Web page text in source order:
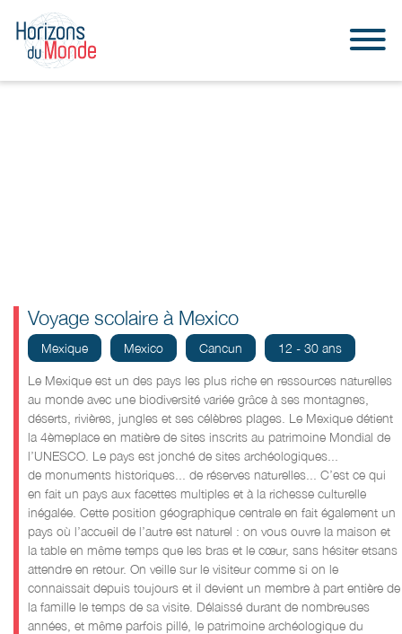
Voyage scolaire à Mexico
Mexique Mexico Cancun 12 - 30 ans
Le Mexique est un des pays les plus riche en ressources naturelles
au monde avec une biodiversité variée grâce à ses montagnes,
déserts, rivières, jungles et ses célèbres plages. Le Mexique détient
la 4èmeplace en matière de sites inscrits au patrimoine Mondial de
l’UNESCO. Le pays est jonché de sites archéologiques...
de monuments historiques... de réserves naturelles... C’est ce qui
en fait un pays aux facettes multiples et à la richesse culturelle
inégalée. Cette position géographique centrale en fait également un
pays où l’accueil de l’autre est naturel : on vous ouvre la maison et
la table en même temps que les bras et le cœur, sans hésiter etsans
attendre en retour. On veille sur le visiteur comme si on le
connaissait depuis toujours et il devient un membre à part entière de
la famille le temps de sa visite. Délaissé durant de nombreuses
années, et même parfois pillé, le patrimoine archéologique du